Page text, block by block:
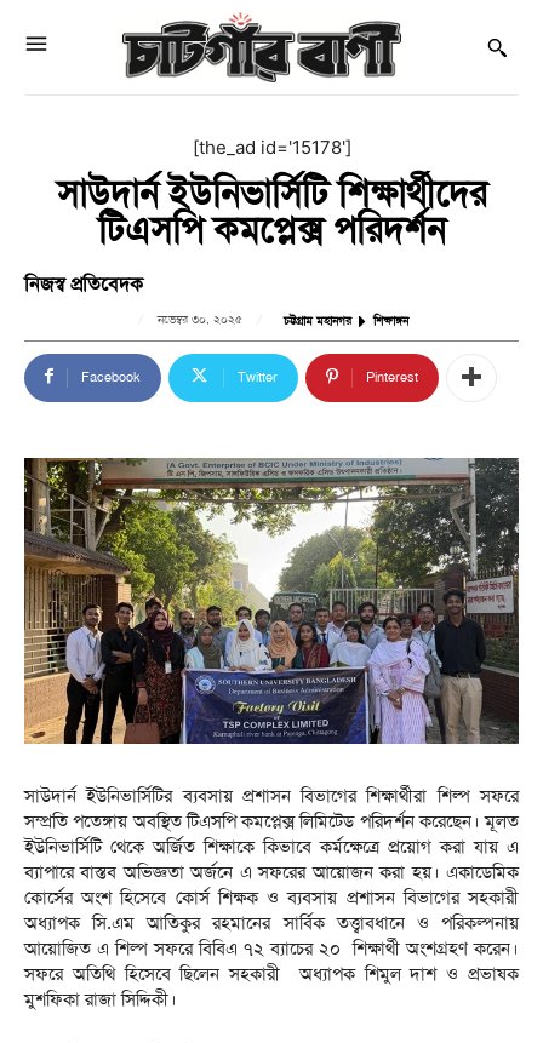
[the_ad id='15178']
সাউদার্ন ইউনিভার্সিটি শিক্ষার্থীদের
টিএসপি কমপ্লেক্স পরিদর্শন
নিজস্ব প্রতিবেদক
নভেম্বর ৩০, ২০২৫ চট্টগ্রাম মহানগর শিক্ষাঙ্গন
Facebook Twitter Pinterest
সাউদার্ন ইউনিভার্সিটির ব্যবসায় প্রশাসন বিভাগের শিক্ষার্থীরা শিল্প সফরে
সম্প্রতি পতেঙ্গায় অবস্থিত টিএসপি কমপ্লেক্স লিমিটেড পরিদর্শন করেছেন। মূলত
ইউনিভার্সিটি থেকে অর্জিত শিক্ষাকে কিভাবে কর্মক্ষেত্রে প্রয়োগ করা যায় এ
ব্যাপারে বাস্তব অভিজ্ঞতা অর্জনে এ সফরের আয়োজন করা হয়। একাডেমিক
কোর্সের অংশ হিসেবে কোর্স শিক্ষক ও ব্যবসায় প্রশাসন বিভাগের সহকারী
অধ্যাপক সি.এম আতিকুর রহমানের সার্বিক তত্ত্বাবধানে ও পরিকল্পনায়
আয়োজিত এ শিল্প সফরে বিবিএ ৭২ ব্যাচের ২০ শিক্ষার্থী অংশগ্রহণ করেন।
সফরে অতিথি হিসেবে ছিলেন সহকারী অধ্যাপক শিমুল দাশ ও প্রভাষক
মুশফিকা রাজা সিদ্দিকী।